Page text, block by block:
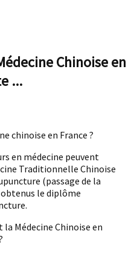
Chinoise en
...
chinoise en France ?
en médecine peuvent
Traditionnelle Chinoise
(passage de la
le diplôme
Médecine Chinoise en